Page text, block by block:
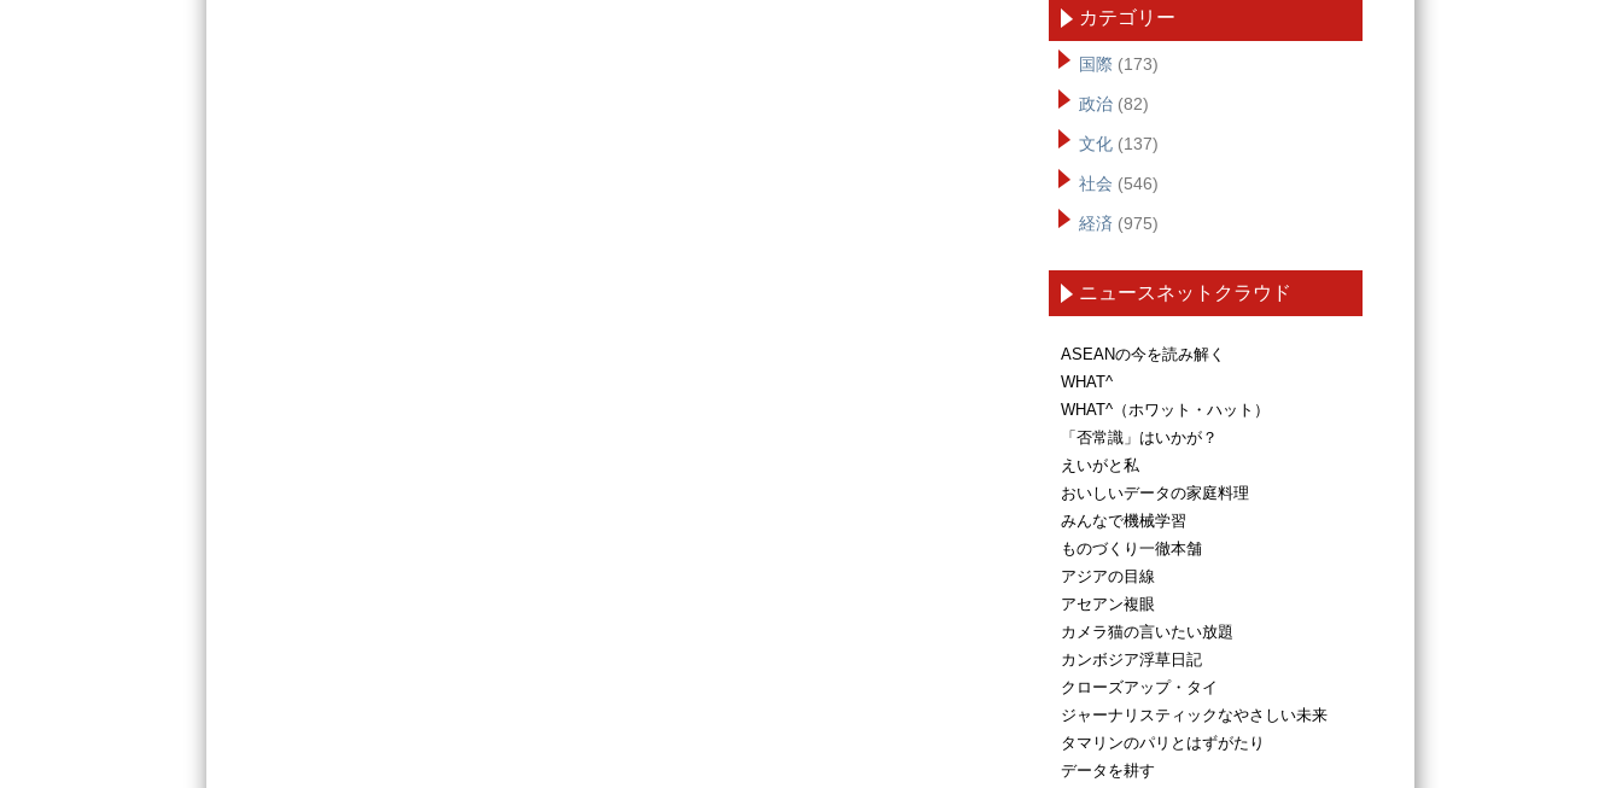
カテゴリー
国際 (173)
政治 (82)
文化 (137)
社会 (546)
経済 (975)
ニュースネットクラウド
ASEANの今を読み解く
WHAT^
WHAT^（ホワット・ハット）
「否常識」はいかが？
えいがと私
おいしいデータの家庭料理
みんなで機械学習
ものづくり一徹本舗
アジアの目線
アセアン複眼
カメラ猫の言いたい放題
カンボジア浮草日記
クローズアップ・タイ
ジャーナリスティックなやさしい未来
タマリンのパリとはずがたり
データを耕す